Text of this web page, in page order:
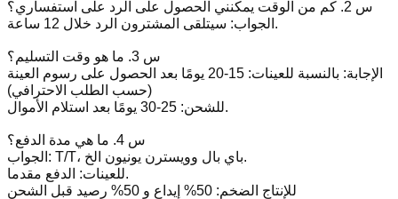
س 2. كم من الوقت يمكنني الحصول على الرد على استفساري؟
الجواب: سيتلقى المشترون الرد خلال 12 ساعة.
س 3. ما هو وقت التسليم؟
الإجابة: بالنسبة للعينات: 15-20 يومًا بعد الحصول على رسوم العينة
(حسب الطلب الاحترافي)
للشحن: 25-30 يومًا بعد استلام الأموال.
س 4. ما هي مدة الدفع؟
الجواب: T/T، باي بال وويسترن يونيون الخ.
للعينات: الدفع مقدما.
للإنتاج الضخم: 50% إيداع و 50% رصيد قبل الشحن